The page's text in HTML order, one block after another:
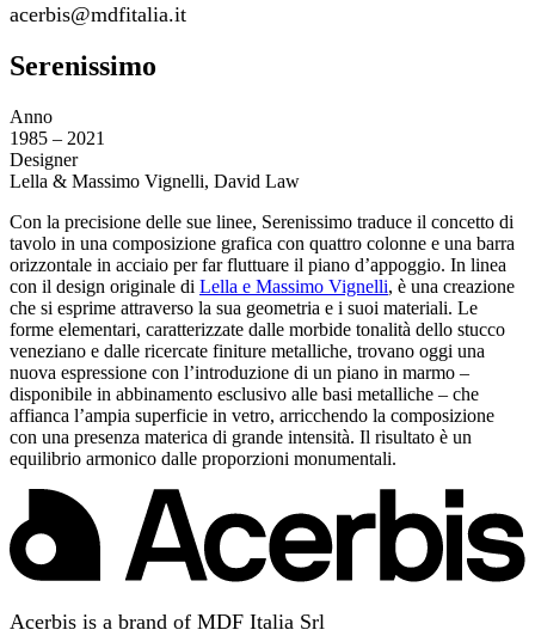
acerbis@mdfitalia.it
Serenissimo
Anno
1985 – 2021
Designer
Lella & Massimo Vignelli, David Law
Con la precisione delle sue linee, Serenissimo traduce il concetto di
tavolo in una composizione grafica con quattro colonne e una barra
orizzontale in acciaio per far fluttuare il piano d’appoggio. In linea
con il design originale di Lella e Massimo Vignelli, è una creazione
che si esprime attraverso la sua geometria e i suoi materiali. Le
forme elementari, caratterizzate dalle morbide tonalità dello stucco
veneziano e dalle ricercate finiture metalliche, trovano oggi una
nuova espressione con l’introduzione di un piano in marmo –
disponibile in abbinamento esclusivo alle basi metalliche – che
affianca l’ampia superficie in vetro, arricchendo la composizione
con una presenza materica di grande intensità. Il risultato è un
equilibrio armonico dalle proporzioni monumentali.
Acerbis is a brand of MDF Italia Srl